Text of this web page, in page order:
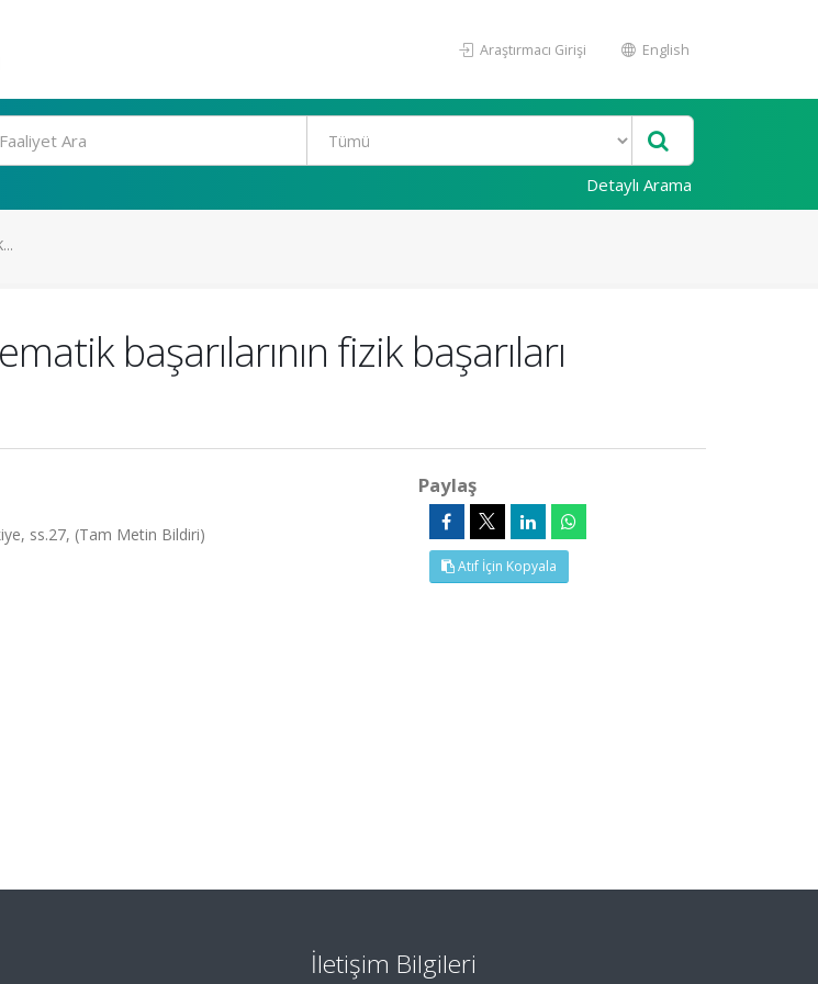
Araştırmacı Girişi English
Detaylı Arama
başarılarının fizik başarıları
ss.27, (Tam Metin Bildiri)
Paylaş
Atıf İçin Kopyala
İletişim Bilgileri